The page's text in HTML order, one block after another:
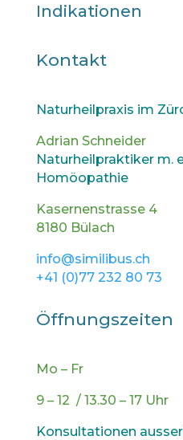
Indikationen
Kontakt
Naturheilpraxis im
Adrian Schneider
Naturheilpraktiker m.
Homöopathie
Kasernenstrasse 4
8180 Bülach
info@similibus.ch
+41 (0)77 232 80 73
Öffnungszeiten
Mo – Fr
9 – 12 / 13.30 – 17 Uhr
Konsultationen